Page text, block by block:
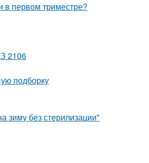
в первом триместре?
2106
подборку
зиму без стерилизации"